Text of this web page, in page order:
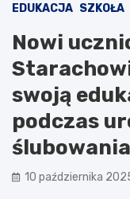
EDUKACJA SZKOŁA
Nowi
swoją
podczas
ślubowania
10 października